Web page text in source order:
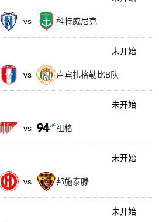
vs 科特威尼克
vs 卢宾扎格勒比B队
未开始
vs 祖格
未开始
vs 邦施泰滕
未开始
未开始